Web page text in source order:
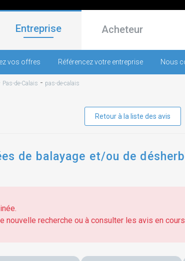
Entreprise Acheteur
vos offres Référencez votre entreprise Nous
Pas-de-Calais - pas-de-calais
Retour à la liste des avis
de balayage et/ou de
nouvelle recherche ou à consulter les avis en